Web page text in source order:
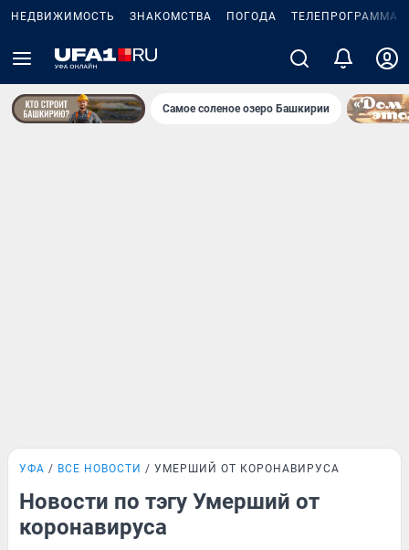
НЕДВИЖИМОСТЬ ЗНАКОМСТВА ПОГОДА ТЕЛЕПРОГРАММА
Самое соленое озеро Башкирии
УФА ВСЕ НОВОСТИ УМЕРШИЙ ОТ КОРОНАВИРУСА
Новости по тэгу Умерший от
коронавируса